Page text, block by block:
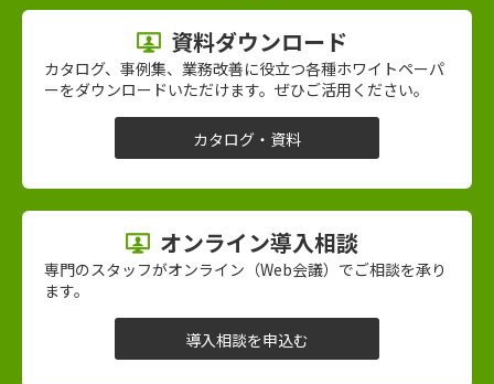
資料ダウンロード
カタログ、事例集、業務改善に役立つ各種ホワイトペーパ
ーをダウンロードいただけます。ぜひご活用ください。
カタログ・資料
オンライン導入相談
専門のスタッフがオンライン（Web会議）でご相談を承り
ます。
導入相談を申込む